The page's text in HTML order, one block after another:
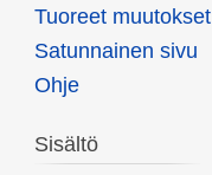
Tuoreet muutokset
Satunnainen sivu
Ohje
Sisältö